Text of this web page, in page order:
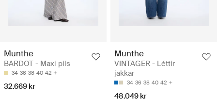
Munthe
BARDOT - Maxi pils
34 36 38 40 42
32.669 kr
Munthe
VINTAGER - Léttir
jakkar
34 36 38 40 42
48.049 kr